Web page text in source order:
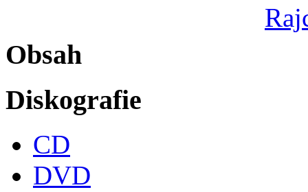
Obsah
Diskografie
CD
DVD